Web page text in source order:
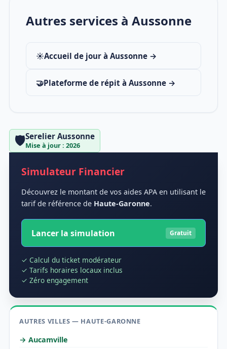
Autres services à Aussonne
☀️Accueil de jour à Aussonne →
🤝Plateforme de répit à Aussonne →
🛡️Serelier Aussonne
Mise à jour : 2026
Simulateur Financier
Découvrez le montant de vos aides APA en utilisant le
tarif de référence de Haute-Garonne.
Lancer la simulation Gratuit
✓ Calcul du ticket modérateur
✓ Tarifs horaires locaux inclus
✓ Zéro engagement
AUTRES VILLES — HAUTE-GARONNE
→ Aucamville